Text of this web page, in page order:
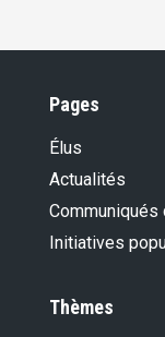
Pages
Élus
Actualités
Initiatives
Thèmes